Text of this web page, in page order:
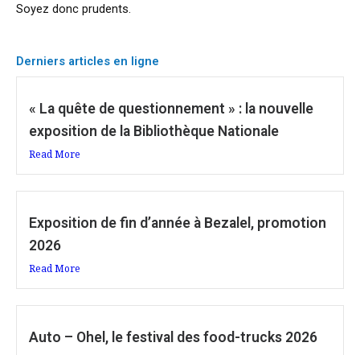
Soyez donc prudents.
Derniers articles en ligne
« La quête de questionnement » : la nouvelle
exposition de la Bibliothèque Nationale
Read More
Exposition de fin d’année à Bezalel, promotion
2026
Read More
Auto – Ohel, le festival des food-trucks 2026